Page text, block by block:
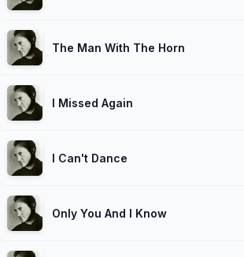
The Man With The Horn
I Missed Again
I Can't Dance
Only You And I Know